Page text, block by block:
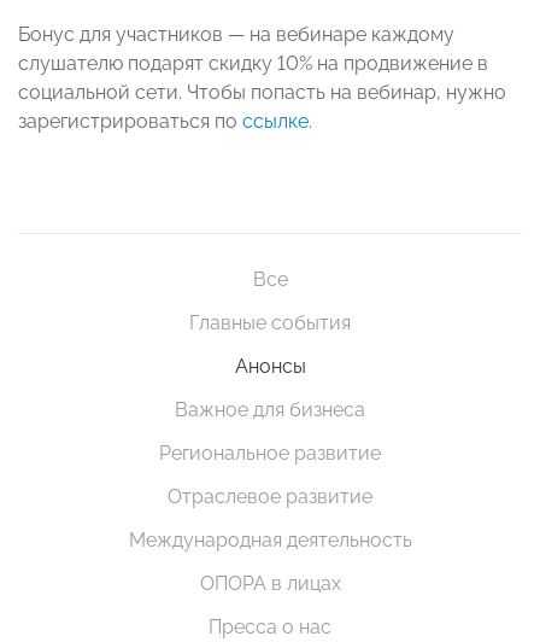
Бонус для участников — на вебинаре каждому
слушателю подарят скидку 10% на продвижение в
социальной сети. Чтобы попасть на вебинар, нужно
зарегистрироваться по ссылке.
Все
Главные события
Анонсы
Важное для бизнеса
Региональное развитие
Отраслевое развитие
Международная деятельность
ОПОРА в лицах
Пресса о нас